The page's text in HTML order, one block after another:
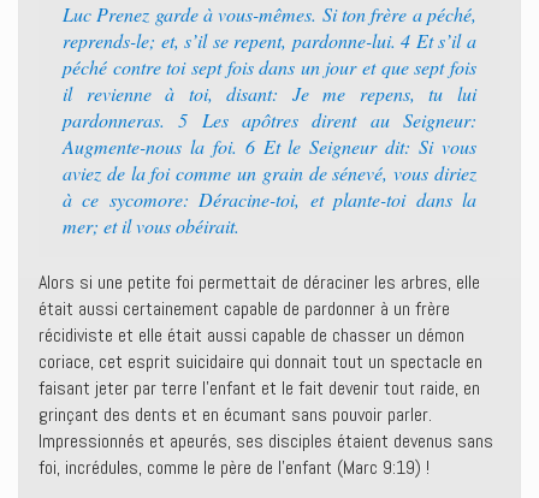
Luc Prenez garde à vous-mêmes. Si ton frère a péché,
reprends-le; et, s’il se repent, pardonne-lui. 4 Et s’il a
péché contre toi sept fois dans un jour et que sept fois
il revienne à toi, disant: Je me repens, tu lui
pardonneras. 5 Les apôtres dirent au Seigneur:
Augmente-nous la foi. 6 Et le Seigneur dit: Si vous
aviez de la foi comme un grain de sénevé, vous diriez
à ce sycomore: Déracine-toi, et plante-toi dans la
mer; et il vous obéirait.
Alors si une petite foi permettait de déraciner les arbres, elle
était aussi certainement capable de pardonner à un frère
récidiviste et elle était aussi capable de chasser un démon
coriace, cet esprit suicidaire qui donnait tout un spectacle en
faisant jeter par terre l’enfant et le fait devenir tout raide, en
grinçant des dents et en écumant sans pouvoir parler.
Impressionnés et apeurés, ses disciples étaient devenus sans
foi, incrédules, comme le père de l’enfant (Marc 9:19) !